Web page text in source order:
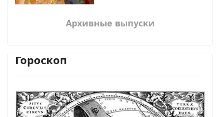
Архивные выпуски
Гороскоп